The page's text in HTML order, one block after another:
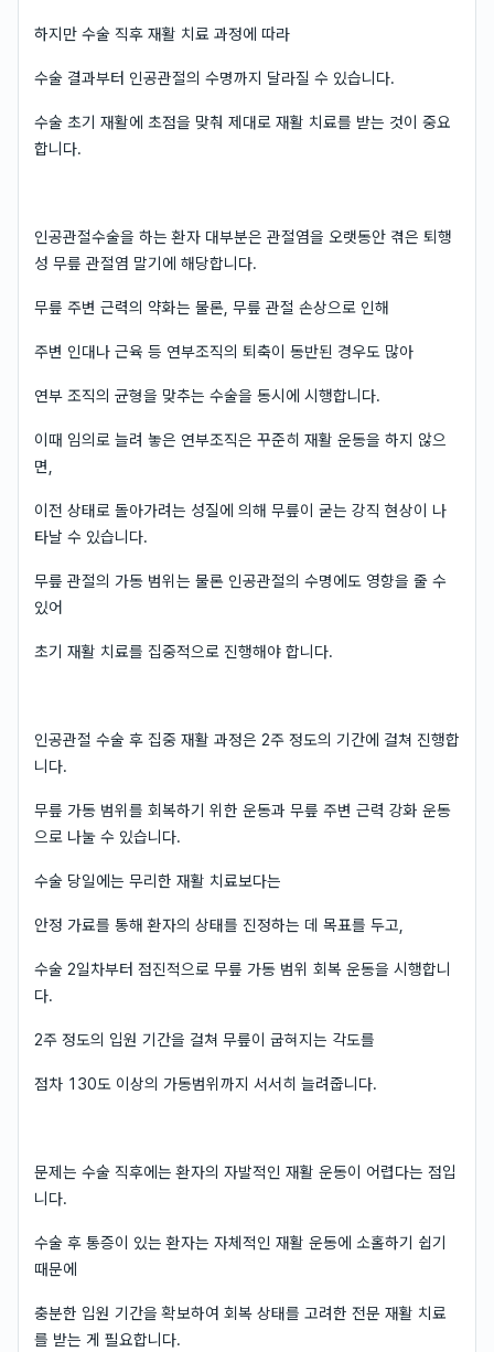
하지만 수술 직후 재활 치료 과정에 따라
수술 결과부터 인공관절의 수명까지 달라질 수 있습니다.
수술 초기 재활에 초점을 맞춰 제대로 재활 치료를 받는 것이 중요
합니다.
인공관절수술을 하는 환자 대부분은 관절염을 오랫동안 겪은 퇴행
성 무릎 관절염 말기에 해당합니다.
무릎 주변 근력의 약화는 물론, 무릎 관절 손상으로 인해
주변 인대나 근육 등 연부조직의 퇴축이 동반된 경우도 많아
연부 조직의 균형을 맞추는 수술을 동시에 시행합니다.
이때 임의로 늘려 놓은 연부조직은 꾸준히 재활 운동을 하지 않으
면,
이전 상태로 돌아가려는 성질에 의해 무릎이 굳는 강직 현상이 나
타날 수 있습니다.
무릎 관절의 가동 범위는 물론 인공관절의 수명에도 영향을 줄 수
있어
초기 재활 치료를 집중적으로 진행해야 합니다.
인공관절 수술 후 집중 재활 과정은 2주 정도의 기간에 걸쳐 진행합
니다.
무릎 가동 범위를 회복하기 위한 운동과 무릎 주변 근력 강화 운동
으로 나눌 수 있습니다.
수술 당일에는 무리한 재활 치료보다는
안정 가료를 통해 환자의 상태를 진정하는 데 목표를 두고,
수술 2일차부터 점진적으로 무릎 가동 범위 회복 운동을 시행합니
다.
2주 정도의 입원 기간을 걸쳐 무릎이 굽혀지는 각도를
점차 130도 이상의 가동범위까지 서서히 늘려줍니다.
문제는 수술 직후에는 환자의 자발적인 재활 운동이 어렵다는 점입
니다.
수술 후 통증이 있는 환자는 자체적인 재활 운동에 소홀하기 쉽기
때문에
충분한 입원 기간을 확보하여 회복 상태를 고려한 전문 재활 치료
를 받는 게 필요합니다.